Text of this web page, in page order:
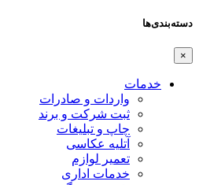
دسته‌بندی‌ها
×
خدمات
واردات و صادرات
ثبت شرکت و برند
چاپ و تبلیغات
آتلیه عکاسی
تعمیر لوازم
خدمات اداری